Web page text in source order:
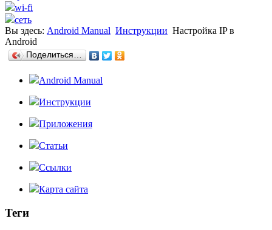
wi-fi
сеть
Вы здесь: Android Manual Инструкции Настройка IP в
Android
Поделиться…
Android Manual
Инструкции
Приложения
Статьи
Ссылки
Карта сайта
Теги